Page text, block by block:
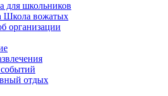
для школьников
Школа вожатых
организации
отдых